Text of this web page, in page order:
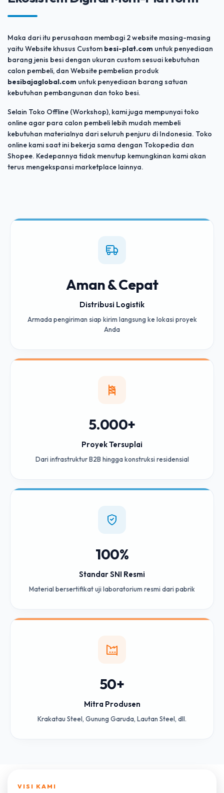
Maka dari itu perusahaan membagi 2 website masing-masing
yaitu Website khusus Custom besi-plat.com untuk penyediaan
barang jenis besi dengan ukuran custom sesuai kebutuhan
calon pembeli, dan Website pembelian produk
besibajaglobal.com untuk penyediaan barang satuan
kebutuhan pembangunan dan toko besi.
Selain Toko Offline (Workshop), kami juga mempunyai toko
online agar para calon pembeli lebih mudah membeli
kebutuhan materialnya dari seluruh penjuru di Indonesia. Toko
online kami saat ini bekerja sama dengan Tokopedia dan
Shopee. Kedepannya tidak menutup kemungkinan kami akan
terus mengekspansi marketplace lainnya.
Aman & Cepat
Distribusi Logistik
Armada pengiriman siap kirim langsung ke lokasi proyek
Anda
5.000+
Proyek Tersuplai
Dari infrastruktur B2B hingga konstruksi residensial
100%
Standar SNI Resmi
Material bersertifikat uji laboratorium resmi dari pabrik
50+
Mitra Produsen
Krakatau Steel, Gunung Garuda, Lautan Steel, dll.
VISI KAMI